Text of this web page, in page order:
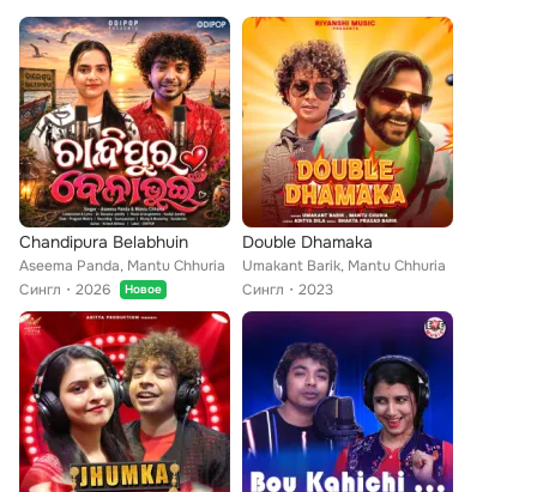
Chandipura Belabhuin
Aseema Panda, Mantu Chhuria
Сингл
2026 Новое
Double Dhamaka
Umakant Barik, Mantu Chhuria
Сингл
2023